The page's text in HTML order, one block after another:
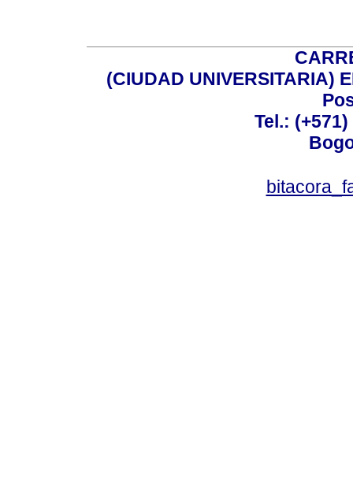
(CIUDAD UNIVERSITARIA)
Tel.: